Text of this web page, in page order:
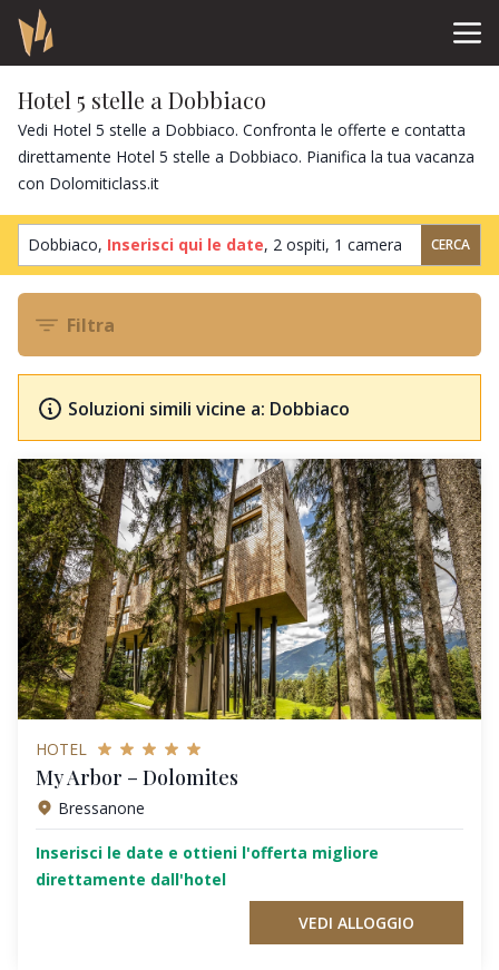
Hotel 5 stelle a Dobbiaco
Vedi Hotel 5 stelle a Dobbiaco. Confronta le offerte e contatta
direttamente Hotel 5 stelle a Dobbiaco. Pianifica la tua vacanza
con Dolomiticlass.it
Dobbiaco, Inserisci qui le date, 2 ospiti, 1 camera CERCA
Filtra
Soluzioni simili vicine a: Dobbiaco
HOTEL
My Arbor – Dolomites
Bressanone
Inserisci le date e ottieni l'offerta migliore
direttamente dall'hotel
VEDI ALLOGGIO